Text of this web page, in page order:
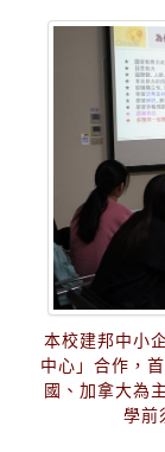
本校建邦中小
中心」合作，
國、加拿大為
學前